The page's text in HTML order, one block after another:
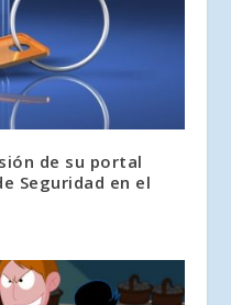
de su portal
Seguridad en el